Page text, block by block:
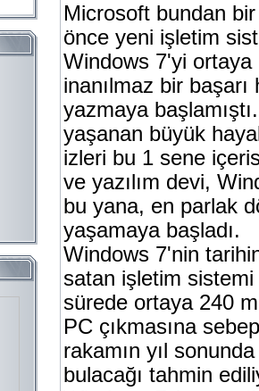
Microsoft bundan bir
önce yeni işletim
Windows 7'yi ortaya
inanılmaz bir başarı
yazmaya
yaşanan büyük hayal
izleri bu 1 sene
ve yazılım devi,
bu yana, en parlak
yaşamaya başladı.
Windows 7'nin
satan işletim sistemi
sürede ortaya 240
PC çıkmasına
rakamın yıl
bulacağı tahmin